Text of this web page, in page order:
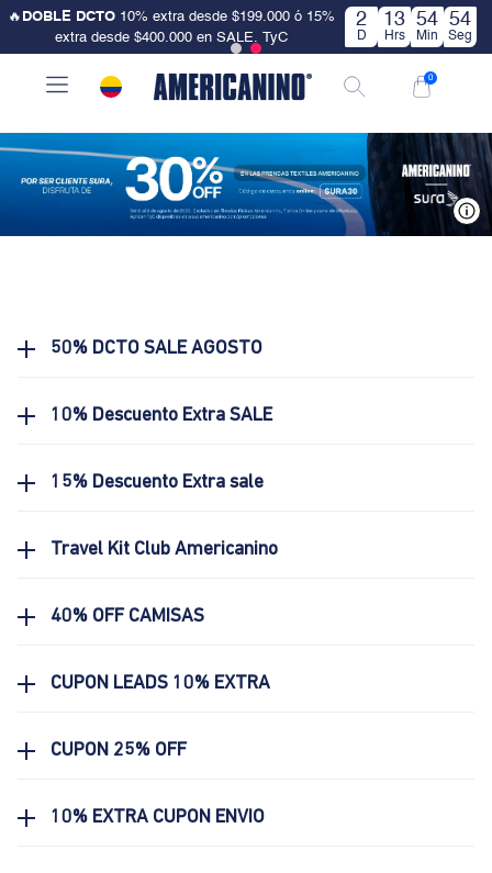
🔥 DOBLE DCTO 10% extra desde $199.000 ó 15%
extra desde $400.000 en SALE. TyC
2
D
13
Hrs
54
Min
54
Seg
0
50% DCTO SALE AGOSTO
10% Descuento Extra SALE
15% Descuento Extra sale
Travel Kit Club Americanino
40% OFF CAMISAS
CUPON LEADS 10% EXTRA
CUPON 25% OFF
10% EXTRA CUPON ENVIO